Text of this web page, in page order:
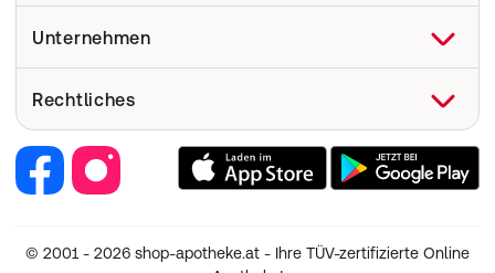
Hilfe
Pharmakovigilanz
Unternehmen
Corporate Website
Jobs & Karriere
Rechtliches
Nutzung und Haftung
© 2001 - 2026 shop-apotheke.at - Ihre TÜV-zertifizierte Online